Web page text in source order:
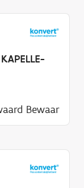
KAPELLE-
Bewaar